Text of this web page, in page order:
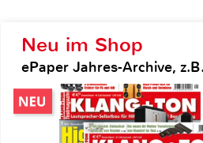
Neu im Shop
ePaper Jahres-Archive,